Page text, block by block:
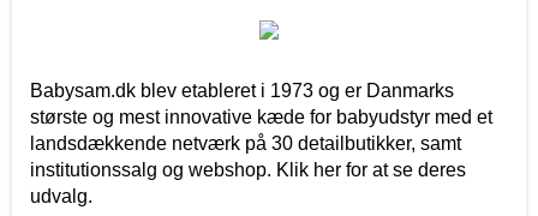
Babysam.dk blev etableret i 1973 og er Danmarks
største og mest innovative kæde for babyudstyr med et
landsdækkende netværk på 30 detailbutikker, samt
institutionssalg og webshop. Klik her for at se deres
udvalg.